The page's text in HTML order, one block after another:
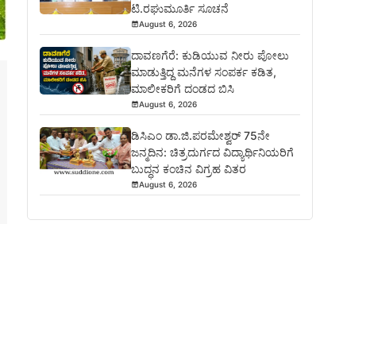
ಟಿ.ರಘುಮೂರ್ತಿ ಸೂಚನೆ
August 6, 2026
ದಾವಣಗೆರೆ: ಕುಡಿಯುವ ನೀರು ಪೋಲು
ಮಾಡುತ್ತಿದ್ದ ಮನೆಗಳ ಸಂಪರ್ಕ ಕಡಿತ,
ಮಾಲೀಕರಿಗೆ ದಂಡದ ಬಿಸಿ
August 6, 2026
ಡಿಸಿಎಂ ಡಾ.ಜಿ.ಪರಮೇಶ್ವರ್ 75ನೇ
ಜನ್ಮದಿನ: ಚಿತ್ರದುರ್ಗದ ವಿದ್ಯಾರ್ಥಿನಿಯರಿಗೆ
ಬುದ್ಧನ ಕಂಚಿನ ವಿಗ್ರಹ ವಿತರ
August 6, 2026